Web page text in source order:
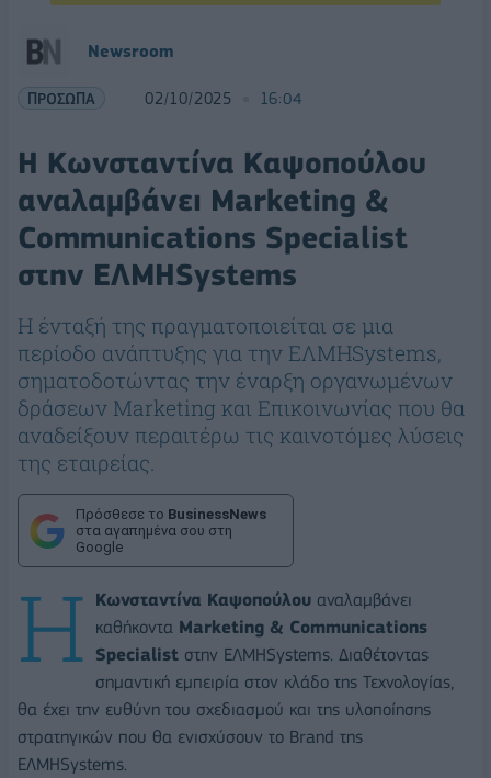
Newsroom
ΠΡΟΣΩΠΑ 02/10/2025 16:04
Η Κωνσταντίνα Καψοπούλου
αναλαμβάνει Marketing &
Communications Specialist
στην ΕΛΜΗSystems
Η ένταξή της πραγματοποιείται σε μια
περίοδο ανάπτυξης για την ΕΛΜΗSystems,
σηματοδοτώντας την έναρξη οργανωμένων
δράσεων Marketing και Επικοινωνίας που θα
αναδείξουν περαιτέρω τις καινοτόμες λύσεις
της εταιρείας.
Πρόσθεσε το BusinessNews
στα αγαπημένα σου στη
Google
Η Κωνσταντίνα Καψοπούλου αναλαμβάνει
καθήκοντα Marketing & Communications
Specialist στην ΕΛΜΗSystems. Διαθέτοντας
σημαντική εμπειρία στον κλάδο της Τεχνολογίας,
θα έχει την ευθύνη του σχεδιασμού και της υλοποίησης
στρατηγικών που θα ενισχύσουν το Brand της
ΕΛΜΗSystems.